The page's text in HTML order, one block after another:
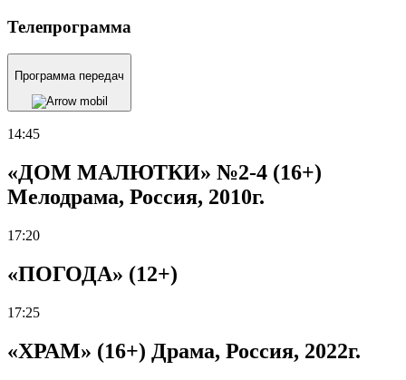
Телепрограмма
Программа передач
14:45
«ДОМ МАЛЮТКИ» №2-4 (16+)
Мелодрама, Россия, 2010г.
17:20
«ПОГОДА» (12+)
17:25
«ХРАМ» (16+) Драма, Россия, 2022г.